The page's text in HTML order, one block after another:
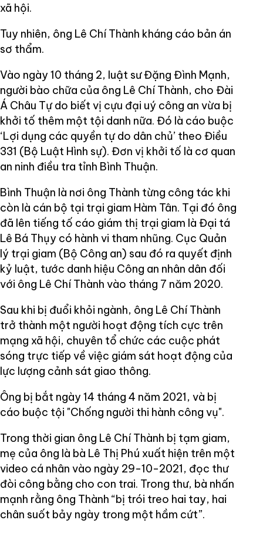
xã hội.
Tuy nhiên, ông Lê Chí Thành kháng cáo bản án
sơ thẩm.
Vào ngày 10 tháng 2, luật sư Đặng Đình Mạnh,
người bào chữa của ông Lê Chí Thành, cho Đài
Á Châu Tự do biết vị cựu đại uý công an vừa bị
khởi tố thêm một tội danh nữa. Đó là cáo buộc
‘Lợi dụng các quyền tự do dân chủ’ theo Điều
331 (Bộ Luật Hình sự). Đơn vị khởi tố là cơ quan
an ninh điều tra tỉnh Bình Thuận.
Bình Thuận là nơi ông Thành từng công tác khi
còn là cán bộ tại trại giam Hàm Tân. Tại đó ông
đã lên tiếng tố cáo giám thị trại giam là Đại tá
Lê Bá Thụy có hành vi tham nhũng. Cục Quản
lý trại giam (Bộ Công an) sau đó ra quyết định
kỷ luật, tước danh hiệu Công an nhân dân đối
với ông Lê Chí Thành vào tháng 7 năm 2020.
Sau khi bị đuổi khỏi ngành, ông Lê Chí Thành
trở thành một người hoạt động tích cực trên
mạng xã hội, chuyên tổ chức các cuộc phát
sóng trực tiếp về việc giám sát hoạt động của
lực lượng cảnh sát giao thông.
Ông bị bắt ngày 14 tháng 4 năm 2021, và bị
cáo buộc tội "Chống người thi hành công vụ".
Trong thời gian ông Lê Chí Thành bị tạm giam,
mẹ của ông là bà Lê Thị Phú xuất hiện trên một
video cá nhân vào ngày 29-10-2021, đọc thư
đòi công bằng cho con trai. Trong thư, bà nhấn
mạnh rằng ông Thành “bị trói treo hai tay, hai
chân suốt bảy ngày trong một hầm cứt”.